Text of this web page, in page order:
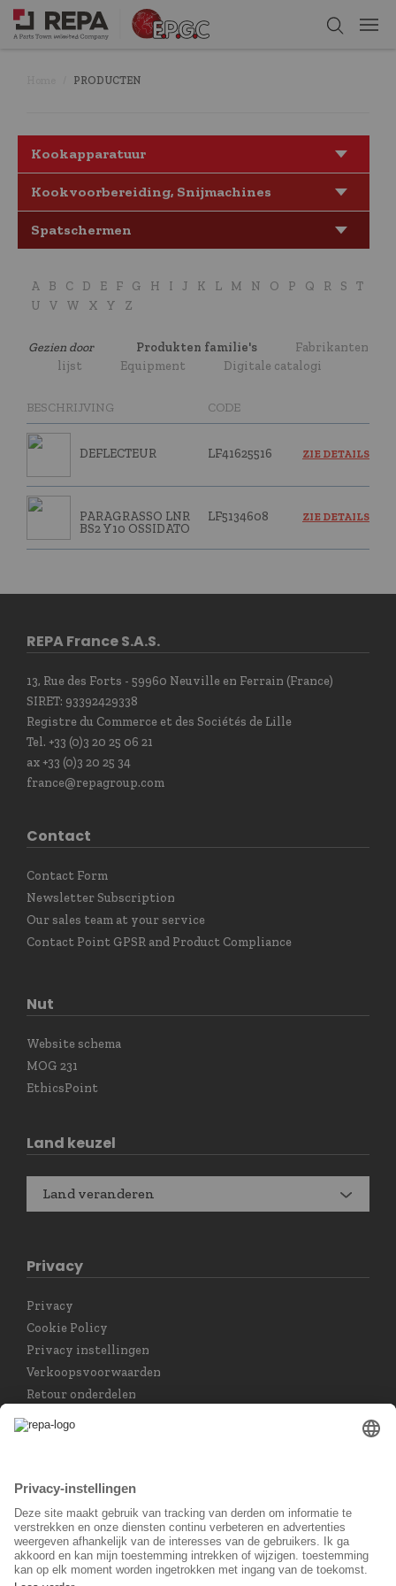
PRODUCTEN
Kookapparatuur
Kookvoorbereiding, Snijmachines
Spatschermen
A B C D E F G H I J K L M N O P Q R S
T
U
V W X Y Z
Gezien door Produkten familie's
Fabrikanten
lijst
Equipment Digitale catalogi
BESCHRIJVING CODE
DEFLECTEUR LF41625516 ZIE DETAILS
PARAGRASSO LNR
BS2 Y10 OSSIDATO
LF5134608 ZIE DETAILS
REPA France S.A.S.
13, Rue des Forts - 59960 Neuville en Ferrain (France)
SIRET: 93392429338
Registre du Commerce et des Sociétés de Lille
Tel. +33 (0)3 20 25 06 21
ax +33 (0)3 20 25 34
france@repagroup.com
Contact
Contact Form
Newsletter Subscription
Our sales team at your service
Contact Point GPSR and Product Compliance
Nut
Website schema
MOG 231
EthicsPoint
Land keuzel
Land veranderen
Privacy
Privacy
Cookie Policy
Privacy instellingen
Verkoopsvoorwaarden
Retour onderdelen
Nederlands
Sociaal Netwerk